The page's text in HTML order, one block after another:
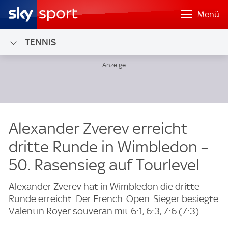
Menü
TENNIS
Alexander Zverev erreicht
dritte Runde in Wimbledon –
50. Rasensieg auf Tourlevel
Alexander Zverev hat in Wimbledon die dritte
Runde erreicht. Der French-Open-Sieger besiegte
Valentin Royer souverän mit 6:1, 6:3, 7:6 (7:3).